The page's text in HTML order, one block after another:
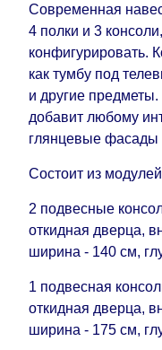
случаях срок
рабочих дней и
задержкой.
прилагают все
ускорить
это
не несет
Мебель из
является
Поставщиком
поступления
доставки товара
Современная
4 полки и 3
конфигурировать.
как тумбу под
и другие
добавит любому
глянцевые фасады
Состоит из
2 подвесные
откидная дверца,
ширина - 140 см,
1 подвесная
откидная дверца,
ширина - 175 см,